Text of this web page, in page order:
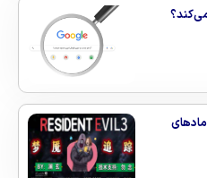
Resident Evil 3 Nemesis Mods مادهای